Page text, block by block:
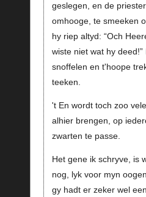
geslegen, en de
omhooge, te smeeken
hy riep altyd: “Och
wiste niet wat hy
snoffelen en t'hoope
teeken.
't En wordt toch zoo
alhier brengen, op
zwarten te passe.
Het gene ik schryve, is
nog, lyk voor myn
gy hadt er zeker wel